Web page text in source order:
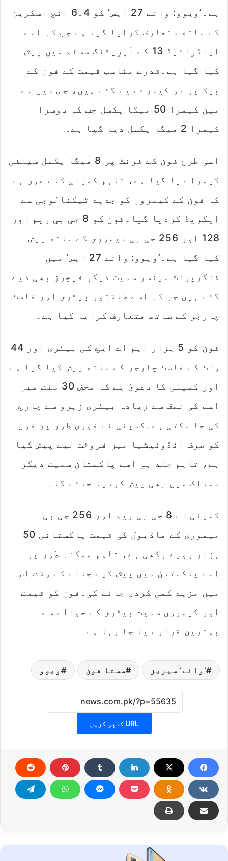
ہے۔’ویوو: وائے 27 ایس‘ کو 4۔6 انچ اسکرین
کے ساتھ متعارف کرایا گیا ہے جب کہ اسے
اینڈرائیڈ 13 کے آپریٹنگ سسٹم میں پیش
کیا گیا ہے۔قدرے مناسب قیمت کے فون کے
بیک پر دو کیمرے دیے گئے ہیں، جس میں سے
مین کیمرا 50 میگا پکسل جب کہ دوسرا
کیمرا 2 میگا پکسل دیا گیا ہے۔
اسی طرح فون کے فرنٹ پر 8 میگا پکسل سیلفی
کیمرا دیا گیا ہے، تاہم کمپنی کا دعویٰ ہے
کہ فون کے کیمروں کو جدید ٹیکنالوجی سے
اپگریڈ کردیا گیا۔فون کو 8 جی بی ریم اور
128 اور 256 جی بی میموری کے ساتھ پیش
کیا گیا ہے۔’ویوو: وائے 27 ایس‘ میں
فنگرپرنٹ سینسر سمیت دیگر فیچرز بھی دیے
گئے ہیں جب کہ اسے طاقتور بیٹری اور فاسٹ
چارجر کے ساتھ متعارف کرایا گیا ہے۔
فون کو 5 ہزار ایم اے ایچ کی بیٹری اور 44
واٹ کے فاسٹ چارجر کے ساتھ پیش کیا گیا ہے
اور کمپنی کا دعویٰ ہے کہ محض 30 منٹ میں
اسے کی نصف سے زیادہ بیٹری زیرو سے چارج
کی جا سکتی ہے۔کمپنی نے فوری طور پر فون
کو صرف انڈونیشیا میں فروخت لیے پیش کیا
ہے، تاہم جلد ہی اسے پاکستان سمیت دیگر
ممالک میں بھی پیش کردیا جائے گا۔
کمپنی نے 8 جی بی ریم اور 256 جی بی
میموری کے ماڈیول کی قیمت پاکستانی 50
ہزار روپے رکھی ہے، تاہم ممکنہ طور پر
اسے پاکستان میں پیش کیے جانے کے وقت اس
میں مزید کمی کردی جائے گی۔فون کو قیمت
اور کیمروں سمیت بیٹری کے حوالے سے
بہترین قرار دیا جا رہا ہے۔
’وائے‘ سیریز سستا فون ویوو
URL کاپی کریں